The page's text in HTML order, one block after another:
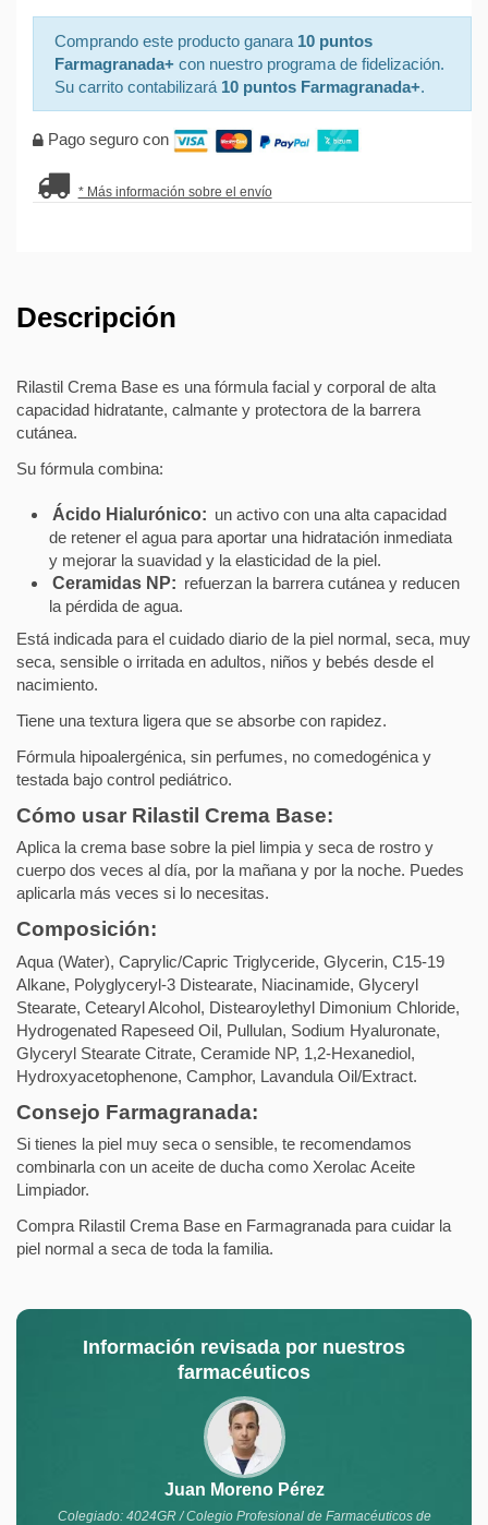
Comprando este producto ganara 10 puntos
Farmagranada+con nuestro programa de fidelización.
Su carrito contabilizará 10 puntos Farmagranada+.
Pago seguro con
* Más información sobre el envío
Descripción
Rilastil Crema Base es una fórmula facial y corporal de alta
capacidad hidratante, calmante y protectora de la barrera
cutánea.
Su fórmula combina:
Ácido Hialurónico: un activo con una alta capacidad
de retener el agua para aportar una hidratación inmediata
y mejorar la suavidad y la elasticidad de la piel.
Ceramidas NP: refuerzan la barrera cutánea y reducen
la pérdida de agua.
Está indicada para el cuidado diario de la piel normal, seca, muy
seca, sensible o irritada en adultos, niños y bebés desde el
nacimiento.
Tiene una textura ligera que se absorbe con rapidez.
Fórmula hipoalergénica, sin perfumes, no comedogénica y
testada bajo control pediátrico.
Cómo usar Rilastil Crema Base:
Aplica la crema base sobre la piel limpia y seca de rostro y
cuerpo dos veces al día, por la mañana y por la noche. Puedes
aplicarla más veces si lo necesitas.
Composición:
Aqua (Water), Caprylic/Capric Triglyceride, Glycerin, C15-19
Alkane, Polyglyceryl-3 Distearate, Niacinamide, Glyceryl
Stearate, Cetearyl Alcohol, Distearoylethyl Dimonium Chloride,
Hydrogenated Rapeseed Oil, Pullulan, Sodium Hyaluronate,
Glyceryl Stearate Citrate, Ceramide NP, 1,2-Hexanediol,
Hydroxyacetophenone, Camphor, Lavandula Oil/Extract.
Consejo Farmagranada:
Si tienes la piel muy seca o sensible, te recomendamos
combinarla con un aceite de ducha como Xerolac Aceite
Limpiador.
Compra Rilastil Crema Base en Farmagranada para cuidar la
piel normal a seca de toda la familia.
Información revisada por nuestros
farmacéuticos
Juan Moreno Pérez
Colegiado: 4024GR / Colegio Profesional de Farmacéuticos de